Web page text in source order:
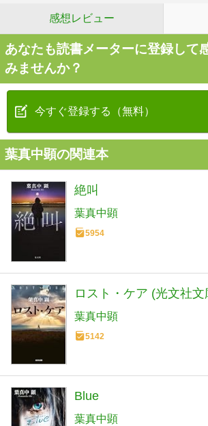
感想レビュー
あなたも読書メーターに登録して
みませんか？
今すぐ登録する（無料）
葉真中顕の関連本
絶叫
葉真中顕
5954
ロスト・ケア (光文社
葉真中顕
5142
Blue
葉真中顕